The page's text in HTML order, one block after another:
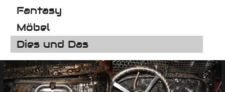
überspringen
Fantasy
Möbel
Dies und Das